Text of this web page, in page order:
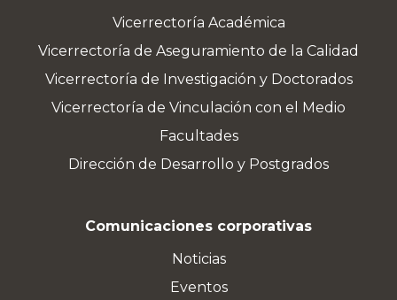
Vicerrectoría Académica
Vicerrectoría de Aseguramiento de la Calidad
Vicerrectoría de Investigación y Doctorados
Vicerrectoría de Vinculación con el Medio
Facultades
Dirección de Desarrollo y Postgrados
Comunicaciones corporativas
Noticias
Eventos